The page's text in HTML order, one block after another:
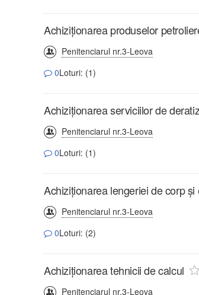
Achiziționarea produselor
Penitenciarul nr.3-Leova
0Loturi: (1)
Achiziționarea serviciilor de
Penitenciarul nr.3-Leova
0Loturi: (1)
Achiziționarea lengeriei de corp
Penitenciarul nr.3-Leova
0Loturi: (2)
Achiziționarea tehnicii de calcul
Penitenciarul nr.3-Leova